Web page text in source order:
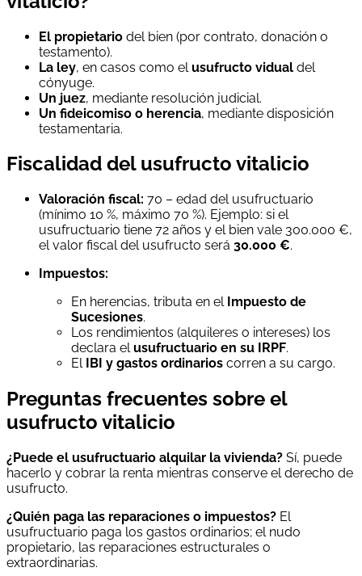
El propietario del bien (por contrato, donación o
testamento).
La ley, en casos como el usufructo vidual del
cónyuge.
Un juez, mediante resolución judicial.
Un fideicomiso o herencia, mediante disposición
testamentaria.
Fiscalidad del usufructo vitalicio
Valoración fiscal: 70 – edad del usufructuario
(mínimo 10 %, máximo 70 %). Ejemplo: si el
usufructuario tiene 72 años y el bien vale 300.000 €,
el valor fiscal del usufructo será 30.000 €.
Impuestos:
En herencias, tributa en el Impuesto de
Sucesiones.
Los rendimientos (alquileres o intereses) los
declara elusufructuario en su IRPF.
El IBI y gastos ordinarios corren a su cargo.
Preguntas frecuentes sobre el
usufructo vitalicio
¿Puede el usufructuario alquilar la vivienda? Sí, puede
hacerlo y cobrar la renta mientras conserve el derecho de
usufructo.
¿Quién paga las reparaciones o impuestos? El
usufructuario paga los gastos ordinarios; el nudo
propietario, las reparaciones estructurales o
extraordinarias.